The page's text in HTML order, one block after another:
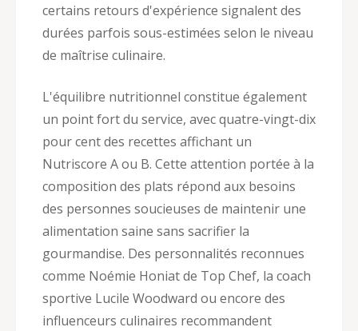
certains retours d'expérience signalent des
durées parfois sous-estimées selon le niveau
de maîtrise culinaire.
L'équilibre nutritionnel constitue également
un point fort du service, avec quatre-vingt-dix
pour cent des recettes affichant un
Nutriscore A ou B. Cette attention portée à la
composition des plats répond aux besoins
des personnes soucieuses de maintenir une
alimentation saine sans sacrifier la
gourmandise. Des personnalités reconnues
comme Noémie Honiat de Top Chef, la coach
sportive Lucile Woodward ou encore des
influenceurs culinaires recommandent